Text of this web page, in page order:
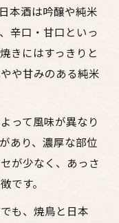
本酒は吟醸や純米
辛口・甘口といっ
きにはすっきりと
や甘みのある純米
って風味が異なり
あり、濃厚な部位
が少なく、あっさ
です。
も、焼鳥と日本